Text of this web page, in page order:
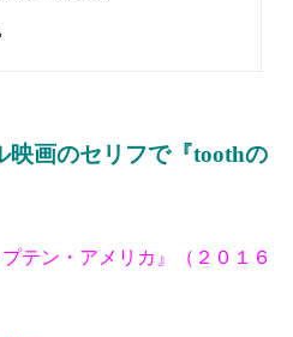
映画のセリフで『toothの
テン・アメリカ』（２０１６